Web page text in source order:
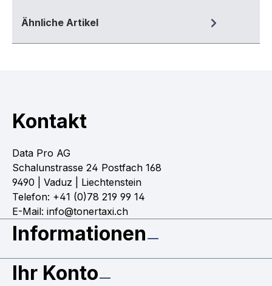
Ähnliche Artikel
Kontakt
Data Pro AG
Schalunstrasse 24 Postfach 168
9490 | Vaduz | Liechtenstein
Telefon: +41 (0)78 219 99 14
E-Mail: info@tonertaxi.ch
Informationen
Ihr Konto